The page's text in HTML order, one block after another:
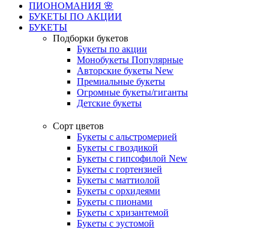
ПИОНОМАНИЯ 🌸
БУКЕТЫ ПО АКЦИИ
БУКЕТЫ
Подборки букетов
Букеты по акции
Монобукеты Популярные
Авторские букеты New
Премиальные букеты
Огромные букеты/гиганты
Детские букеты
Сорт цветов
Букеты с альстромерией
Букеты с гвоздикой
Букеты с гипсофилой New
Букеты с гортензией
Букеты с маттиолой
Букеты с орхидеями
Букеты с пионами
Букеты с хризантемой
Букеты с эустомой